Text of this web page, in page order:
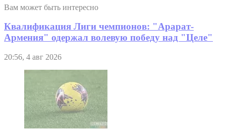
Вам может быть интересно
Квалификация Лиги чемпионов: "Арарат-
Армения" одержал волевую победу над "Целе"
20:56, 4 авг 2026